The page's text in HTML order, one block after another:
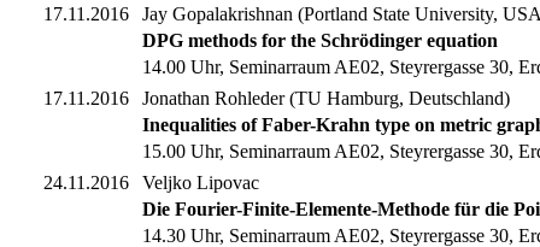
17.11.2016
Jay Gopalakrishnan (Portland State University,
DPG methods for the Schrödinger equation
14.00 Uhr, Seminarraum AE02, Steyrergasse 30,
17.11.2016
Jonathan Rohleder (TU Hamburg, Deutschland)
Inequalities of Faber-Krahn type on metric
15.00 Uhr, Seminarraum AE02, Steyrergasse 30,
24.11.2016
Veljko Lipovac
Die Fourier-Finite-Elemente-Methode für die
14.30 Uhr, Seminarraum AE02, Steyrergasse 30,